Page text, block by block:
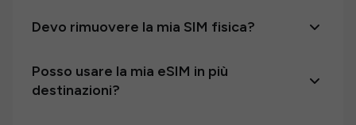
Devo rimuovere la mia SIM fisica?
Posso usare la mia eSIM in più
destinazioni?